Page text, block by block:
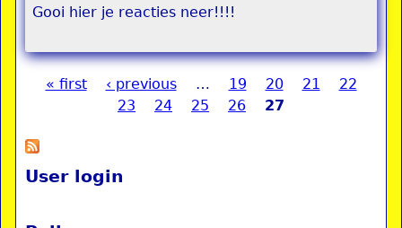
Gooi hier je reacties neer!!!!
« first ‹ previous … 19 20 21
22
23
24 25 26 27
User login